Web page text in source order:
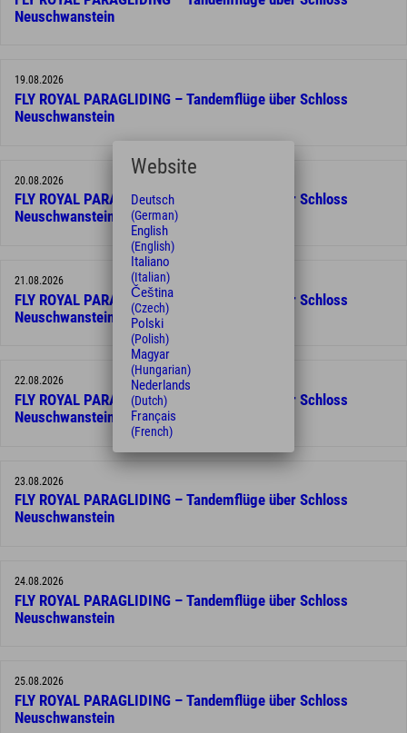
Neuschwanstein
19.08.2026
FLY ROYAL PARAGLIDING – Tandemflüge über Schloss
Neuschwanstein
20.08.2026
FLY ROYAL PARAGLIDING – Tandemflüge über Schloss
Neuschwanstein
21.08.2026
FLY ROYAL PARAGLIDING – Tandemflüge über Schloss
Neuschwanstein
22.08.2026
FLY ROYAL PARAGLIDING – Tandemflüge über Schloss
Neuschwanstein
23.08.2026
FLY ROYAL PARAGLIDING – Tandemflüge über Schloss
Neuschwanstein
24.08.2026
FLY ROYAL PARAGLIDING – Tandemflüge über Schloss
Neuschwanstein
25.08.2026
FLY ROYAL PARAGLIDING – Tandemflüge über Schloss
Neuschwanstein
Website
Deutsch
(German)
English
(English)
Italiano
(Italian)
Čeština
(Czech)
Polski
(Polish)
Magyar
(Hungarian)
Nederlands
(Dutch)
Français
(French)